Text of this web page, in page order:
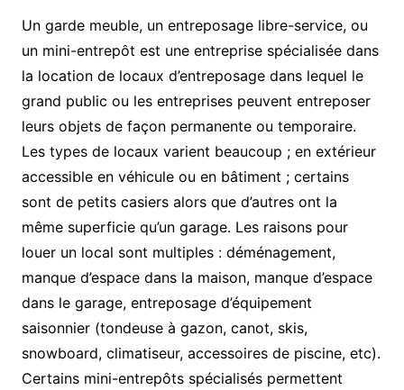
Un garde meuble, un entreposage libre-service, ou
un mini-entrepôt est une entreprise spécialisée dans
la location de locaux d’entreposage dans lequel le
grand public ou les entreprises peuvent entreposer
leurs objets de façon permanente ou temporaire.
Les types de locaux varient beaucoup ; en extérieur
accessible en véhicule ou en bâtiment ; certains
sont de petits casiers alors que d’autres ont la
même superficie qu’un garage. Les raisons pour
louer un local sont multiples : déménagement,
manque d’espace dans la maison, manque d’espace
dans le garage, entreposage d’équipement
saisonnier (tondeuse à gazon, canot, skis,
snowboard, climatiseur, accessoires de piscine, etc).
Certains mini-entrepôts spécialisés permettent